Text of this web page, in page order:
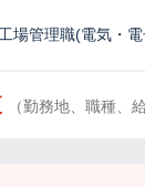
場管理職(電気・
（勤務地、職種、